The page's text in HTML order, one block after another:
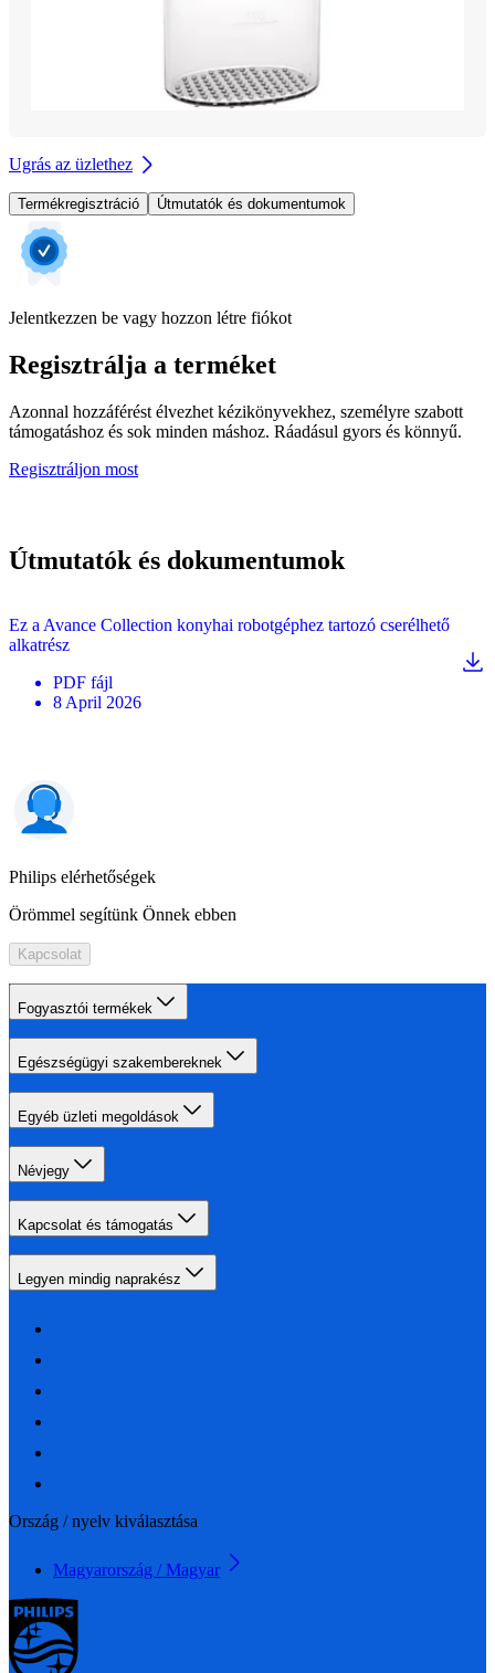
Ugrás az üzlethez
Termékregisztráció Útmutatók és dokumentumok
Jelentkezzen be vagy hozzon létre fiókot
Regisztrálja a terméket
Azonnal hozzáférést élvezhet kézikönyvekhez, személyre szabott
támogatáshoz és sok minden máshoz. Ráadásul gyors és könnyű.
Regisztráljon most
Útmutatók és dokumentumok
Ez a Avance Collection konyhai robotgéphez tartozó cserélhető
alkatrész
PDF fájl
8 April 2026
Philips elérhetőségek
Örömmel segítünk Önnek ebben
Kapcsolat
Fogyasztói termékek
Egészségügyi szakembereknek
Egyéb üzleti megoldások
Névjegy
Kapcsolat és támogatás
Legyen mindig naprakész
Ország / nyelv kiválasztása
Magyarország / Magyar